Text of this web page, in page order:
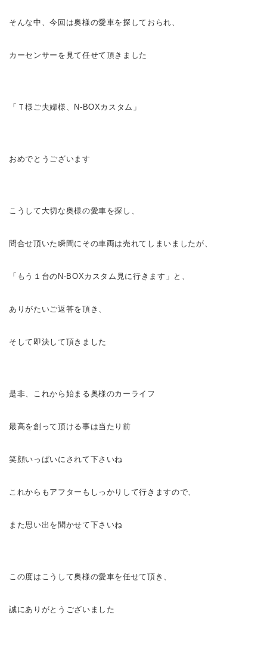
そんな中、今回は奥様の愛車を探しておられ、
カーセンサーを見て任せて頂きました
「Ｔ様ご夫婦様、N-BOXカスタム」
おめでとうございます
こうして大切な奥様の愛車を探し、
問合せ頂いた瞬間にその車両は売れてしまいましたが、
「もう１台のN-BOXカスタム見に行きます」と、
ありがたいご返答を頂き、
そして即決して頂きました
是非、これから始まる奥様のカーライフ
最高を創って頂ける事は当たり前
笑顔いっぱいにされて下さいね
これからもアフターもしっかりして行きますので、
また思い出を聞かせて下さいね
この度はこうして奥様の愛車を任せて頂き、
誠にありがとうございました